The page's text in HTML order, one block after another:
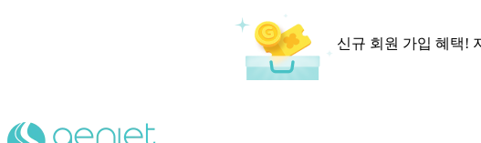
신규 회원 가입 혜택!